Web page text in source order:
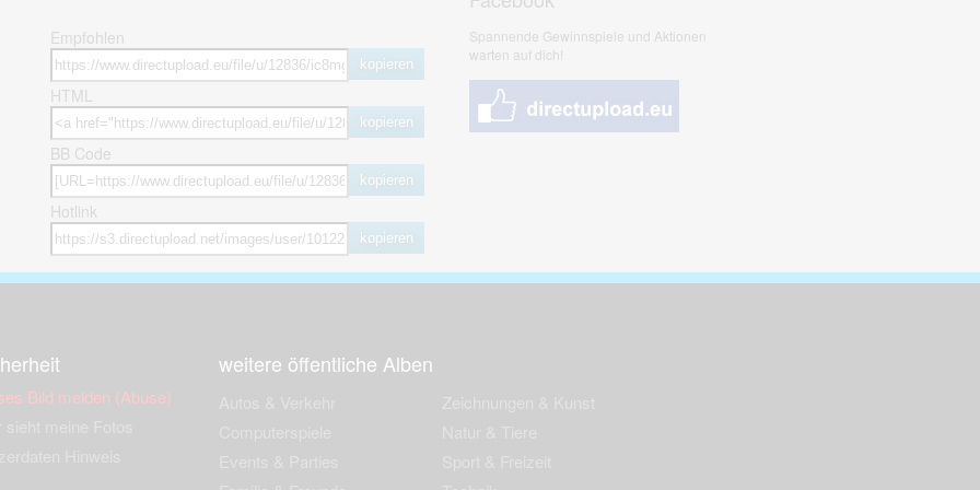
Empfohlen
kopieren
HTML
kopieren
BB Code
kopieren
Hotlink
kopieren
Spannende Gewinnspiele und Aktionen
warten auf dich!
Bild melden (Abuse)
weitere öffentliche Alben